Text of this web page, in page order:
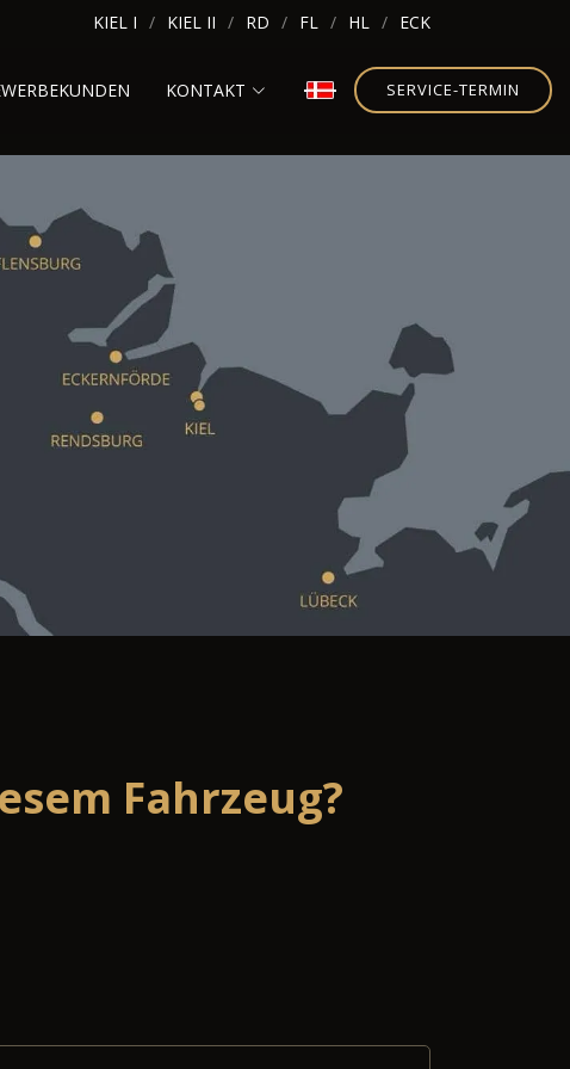
KIEL I KIEL II RD FL HL ECK
KONTAKT SERVICE-TERMIN
Fahrzeug?